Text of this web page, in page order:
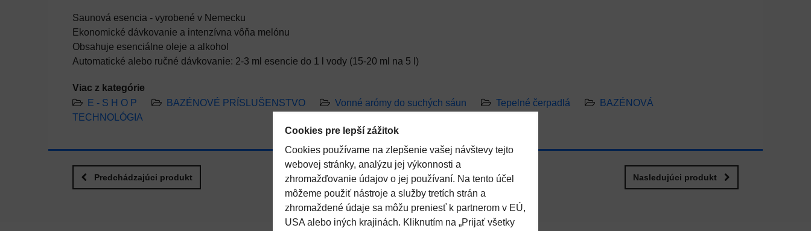
Saunová esencia - vyrobené v Nemecku
Ekonomické dávkovanie a intenzívna vôňa melónu
Obsahuje esenciálne oleje a alkohol
Automatické alebo ručné dávkovanie: 2-3 ml esencie do 1 l vody (15-20 ml na 5 l)
Viac z kategórie
E - S H O P
BAZÉNOVÉ PRÍSLUŠENSTVO Vonné arómy do suchých sáun Tepelné čerpadlá
BAZÉNOVÁ
TECHNOLÓGIA
Predchádzajúci produkt Nasledujúci produkt
Cookies pre lepší zážitok
Cookies používame na zlepšenie vašej návštevy tejto
webovej stránky, analýzu jej výkonnosti a
zhromažďovanie údajov o jej používaní. Na tento účel
môžeme použiť nástroje a služby tretích strán a
zhromaždené údaje sa môžu preniesť k partnerom v EÚ,
USA alebo iných krajinách. Kliknutím na „Prijať všetky